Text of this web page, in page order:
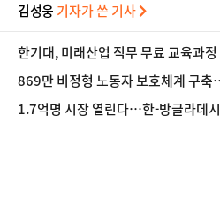
김성웅 기자가 쓴 기사
한기대, 미래산업 직무 무료 교육과
입
869만 비정형 노동자 보호체계 구
개
1.7억명 시장 열린다…한-방글라데